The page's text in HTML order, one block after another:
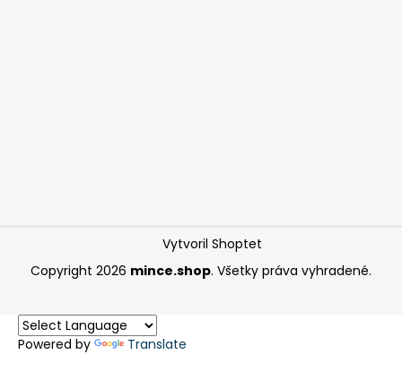
Vytvoril Shoptet
Copyright 2026 mince.shop. Všetky práva vyhradené.
Powered by Translate